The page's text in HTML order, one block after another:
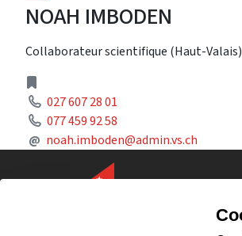
NOAH IMBODEN
Collaborateur scientifique (Haut-Valais)
Phone
027 607 28 01
Phone
077 459 92 58
@ Mail
noah.imboden@admin.vs.ch